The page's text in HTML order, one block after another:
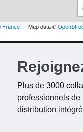
France— Map data ©
Plus de 3000
professionnels de
distribution intégré